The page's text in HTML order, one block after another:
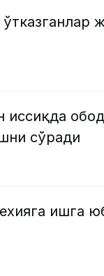
иссиқда
сўради
ишга